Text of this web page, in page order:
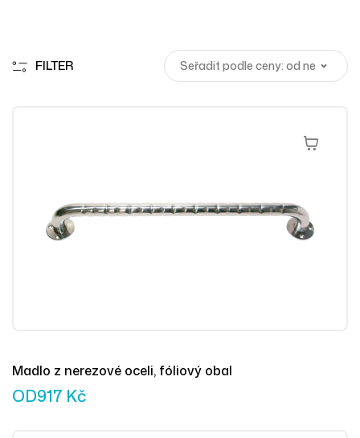
FILTER
Výběr
Madlo z nerezové oceli, fóliový obal
OD917 Kč